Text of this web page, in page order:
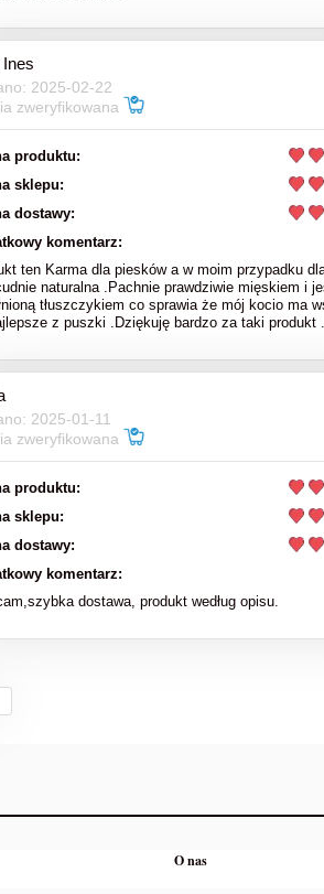
2025-02-22
zweryfikowana
produktu:
sklepu:
dostawy:
komentarz:
ten Karma dla piesków a w moim przypadku
naturalna .Pachnie prawdziwie mięskiem i
tłuszczykiem co sprawia że mój kocio ma
z puszki .Dziękuję bardzo za taki produkt .
2025-01-11
zweryfikowana
produktu:
sklepu:
dostawy:
komentarz:
dostawa, produkt według opisu.
O nas